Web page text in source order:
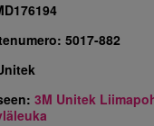
5017-882
3M Unitek